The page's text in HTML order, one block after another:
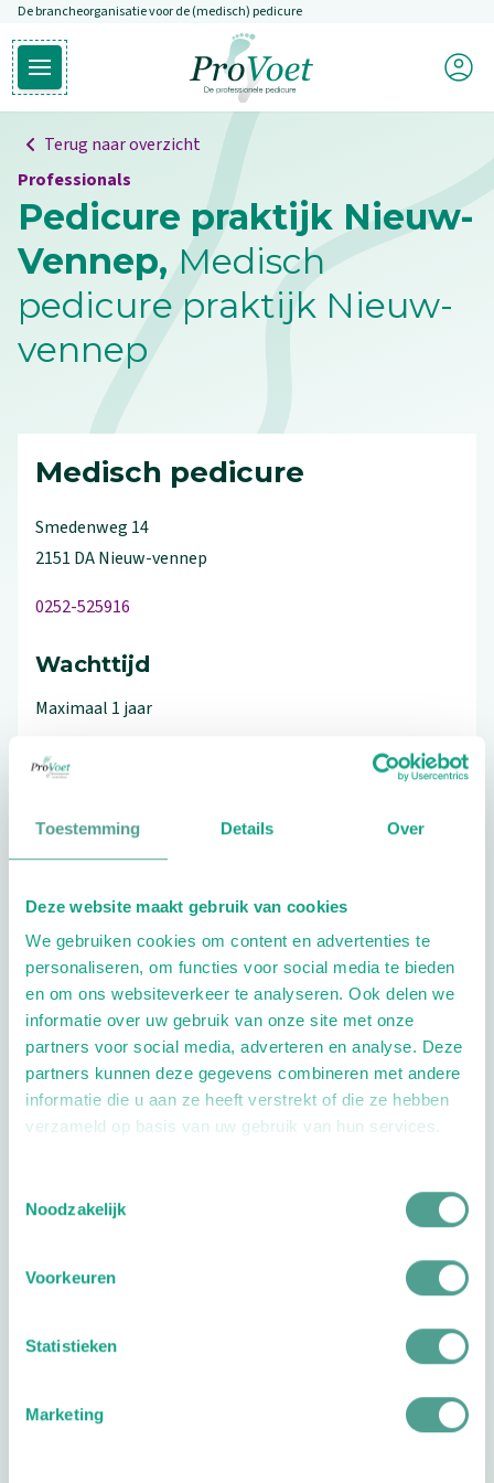
Toestemming Details Over
Deze website maakt gebruik van cookies
We gebruiken cookies om content en advertenties te
personaliseren, om functies voor social media te bieden
en om ons websiteverkeer te analyseren. Ook delen we
informatie over uw gebruik van onze site met onze
partners voor social media, adverteren en analyse. Deze
partners kunnen deze gegevens combineren met andere
informatie die u aan ze heeft verstrekt of die ze hebben
verzameld op basis van uw gebruik van hun services.
Noodzakelijk
Voorkeuren
Statistieken
Marketing
Overslaan en naar de inhoud gaan
De brancheorganisatie voor de (medisch) pedicure
Open hoofdmenu
Ga naar de homepagina
Mijn
Terug naar overzicht
Professionals
Pedicure praktijk Nieuw-
Vennep, Medisch
pedicure praktijk Nieuw-
vennep
Medisch pedicure
Smedenweg 14
2151 DANieuw-vennep
0252-525916
Wachttijd
Maximaal 1 jaar
Bezoek de website
Schrijf ook een review
Aandachtsgebieden
Diabetes Reuma Geriatrie
Extra opties
DagTijd